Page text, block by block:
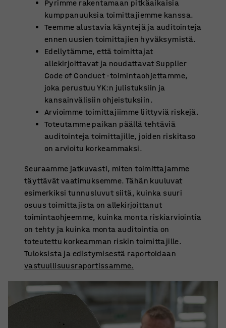
Pyrimme rakentamaan pitkäaikaisia
kumppanuuksia toimittajiemme kanssa.
Teemme alustavia käyntejä ja auditointeja
ennen uusien toimittajien hyväksymistä.
Edellytämme, että toimittajat
allekirjoittavat ja noudattavat Supplier
Code of Conduct -toimintaohjettamme,
joka perustuu YK:n julistuksiin ja
kansainvälisiin ohjeistuksiin.
Arvioimme toimittajiimme liittyviä riskejä.
Toteutamme paikan päällä tehtäviä
auditointeja toimittajille, joiden riskitaso
on arvioitu korkeammaksi.
Seuraamme jatkuvasti, miten toimittajamme
täyttävät vaatimuksemme. Tähän kuuluvat
esimerkiksi tunnusluvut siitä, kuinka suuri
osuus toimittajista on allekirjoittanut
toimintaohjeemme, kuinka monta riskiarviointia
on tehty ja kuinka monta auditointia on
toteutettu korkeamman riskin toimittajille.
Tuloksista ja edistymisestä raportoidaan
vastuullisuusraportissamme.